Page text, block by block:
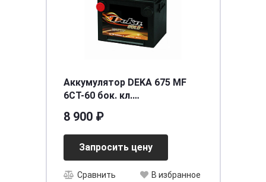
Аккумулятор DEKA 675 MF
6СТ-60 бок. кл.
8 900 ₽
Запросить цену
Сравнить В избранное